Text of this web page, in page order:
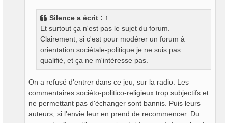
Silence a écrit : ↑
Et surtout ça n'est pas le sujet du forum.
Clairement, si c'est pour modérer un forum à
orientation sociétale-politique je ne suis pas
qualifié, et ça ne m'intéresse pas.
On a refusé d'entrer dans ce jeu, sur la radio. Les
commentaires sociéto-politico-religieux trop subjectifs et
ne permettant pas d'échanger sont bannis. Puis leurs
auteurs, si l'envie leur en prend de recommencer. Du